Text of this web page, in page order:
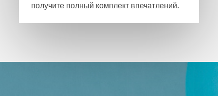
получите полный комплект впечатлений.